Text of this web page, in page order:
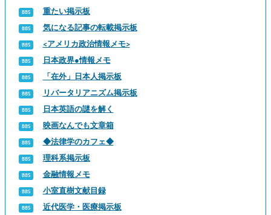
重たい掲示板
気になる記事の転載掲示板
<アメリカ政治情報メモ>
日本政界●情報メモ
「在外」日本人掲示板
リバータリアニズム掲示板
日本英語の謎を解く
映画なんでも文章箱
◆法律学のカフェ◆
理科系掲示板
金融情報メモ
小室直樹文献目録
近代医学・医療掲示板